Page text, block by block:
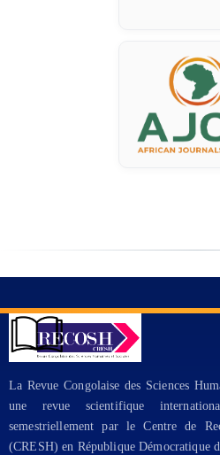
La Revue Congolaise des Sciences
une revue scientifique
semestriellement par le Centre de
(CRESH) en République Démocratique